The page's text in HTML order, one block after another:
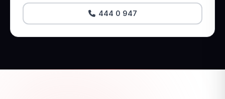
444 0 947